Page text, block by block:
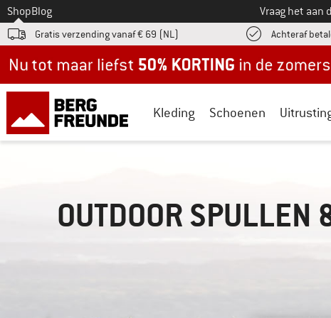
Naar
ShopBlog Vraag het aan
Gratis verzending vanaf € 69 (NL) Achteraf
Kleding Schoenen
OUTDOOR SPULLEN